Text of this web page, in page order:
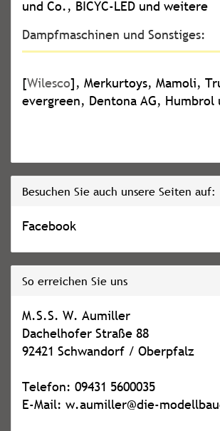
und Co., BICYC-LED und weitere
Dampfmaschinen und Sonstiges:
[Wilesco], Merkurtoys, Mamoli,
evergreen, Dentona AG,
Besuchen Sie auch unsere Seiten auf:
Facebook
So erreichen Sie uns
M.S.S. W. Aumiller
Dachelhofer Straße 88
92421 Schwandorf / Oberpfalz
Telefon: 09431 5600035
E-Mail: w.aumiller@die-